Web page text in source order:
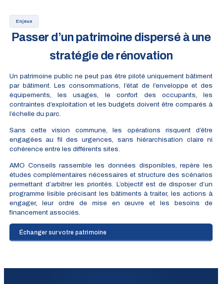
Enjeux
Passer d’un patrimoine dispersé à une
stratégie de rénovation
Un patrimoine public ne peut pas être piloté uniquement bâtiment
par bâtiment. Les consommations, l’état de l’enveloppe et des
équipements, les usages, le confort des occupants, les
contraintes d’exploitation et les budgets doivent être comparés à
l’échelle du parc.
Sans cette vision commune, les opérations risquent d’être
engagées au fil des urgences, sans hiérarchisation claire ni
cohérence entre les différents sites.
AMO Conseils rassemble les données disponibles, repère les
études complémentaires nécessaires et structure des scénarios
permettant d’arbitrer les priorités. L’objectif est de disposer d’un
programme lisible précisant les bâtiments à traiter, les actions à
engager, leur ordre de mise en œuvre et les besoins de
financement associés.
Échanger sur votre patrimoine